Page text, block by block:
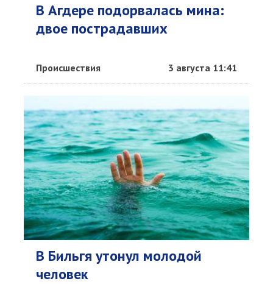
В Агдере подорвалась мина:
двое пострадавших
Происшествия 3 августа 11:41
В Бильгя утонул молодой
человек